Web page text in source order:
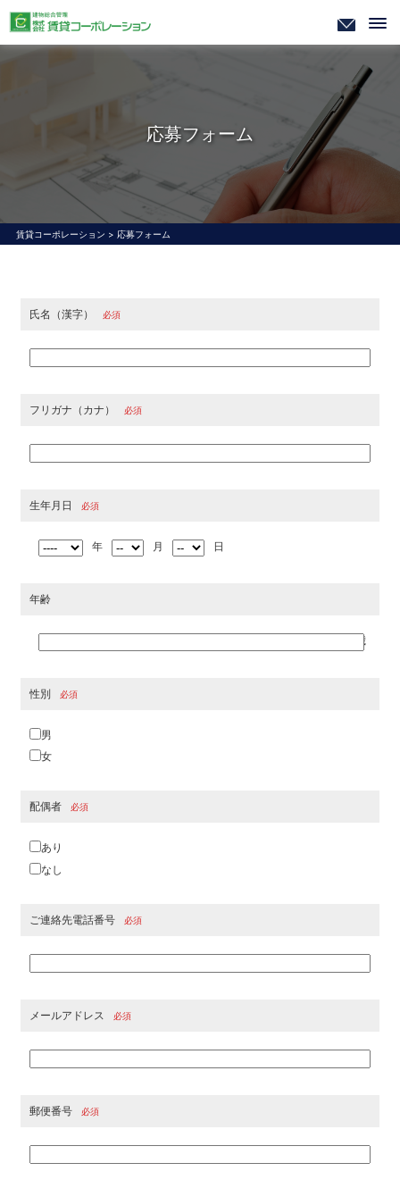
応募フォーム
賃貸コーポレーション > 応募フォーム
氏名（漢字） 必須
フリガナ（カナ） 必須
生年月日 必須
年 月 日
年齢
歳
性別 必須
男
女
配偶者 必須
あり
なし
ご連絡先電話番号 必須
メールアドレス 必須
郵便番号 必須